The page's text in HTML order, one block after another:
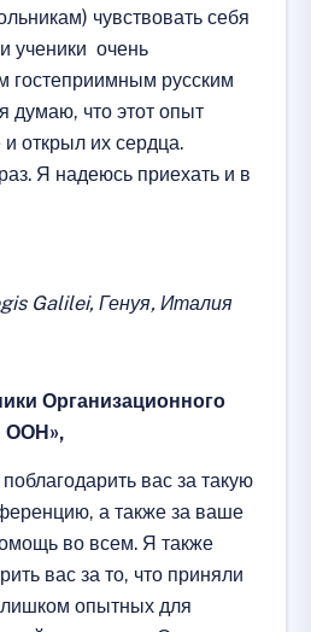
чувствовать себя
ученики очень
гостеприимным русским
думаю, что этот опыт
открыл их сердца.
Я надеюсь приехать и в
Galilei, Генуя, Италия
Организационного
ООН»,
вас за такую
а также за ваше
во всем. Я также
вас за то, что приняли
опытных для